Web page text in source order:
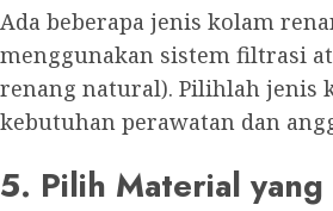
Ada beberapa jenis kolam
menggunakan sistem filtrasi
renang natural). Pilihlah jenis
kebutuhan perawatan dan
5. Pilih Material yang